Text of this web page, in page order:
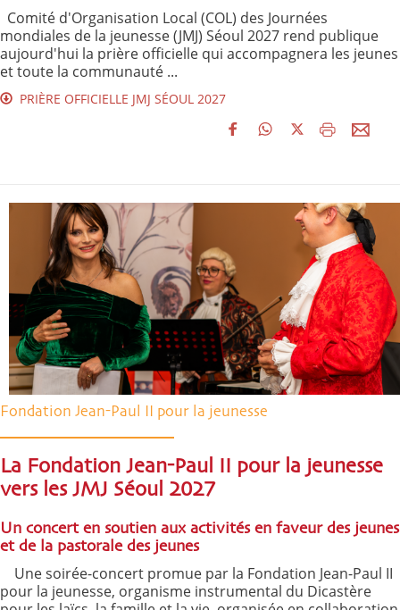
Comité d'Organisation Local (COL) des Journées
mondiales de la jeunesse (JMJ) Séoul 2027 rend publique
aujourd'hui la prière officielle qui accompagnera les jeunes
et toute la communauté ...
PRIÈRE OFFICIELLE JMJ SÉOUL 2027
Fondation Jean-Paul II pour la jeunesse
La Fondation Jean-Paul II pour la jeunesse
vers les JMJ Séoul 2027
Un concert en soutien aux activités en faveur des jeunes
et de la pastorale des jeunes
Une soirée-concert promue par la Fondation Jean-Paul II
pour la jeunesse, organisme instrumental du Dicastère